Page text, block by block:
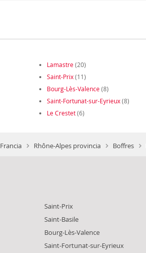
Lamastre(20)
Saint-Prix(11)
Bourg-Lès-Valence(8)
Saint-Fortunat-sur-Eyrieux(8)
Le Crestet(6)
Francia Rhône-Alpes provincia Boffres
Saint-Prix
Saint-Basile
Bourg-Lès-Valence
Saint-Fortunat-sur-Eyrieux